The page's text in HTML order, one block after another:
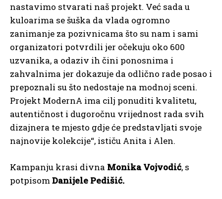
nastavimo stvarati naš projekt. Već sada u
kuloarima se šuška da vlada ogromno
zanimanje za pozivnicama što su nam i sami
organizatori potvrdili jer očekuju oko 600
uzvanika, a odaziv ih čini ponosnima i
zahvalnima jer dokazuje da odlično rade posao i
prepoznali su što nedostaje na modnoj sceni.
Projekt ModernA ima cilj ponuditi kvalitetu,
autentičnost i dugoročnu vrijednost rada svih
dizajnera te mjesto gdje će predstavljati svoje
najnovije kolekcije“, ističu Anita i Alen.
Kampanju krasi divna Monika Vojvodić, s
potpisomDanijele Pedišić.